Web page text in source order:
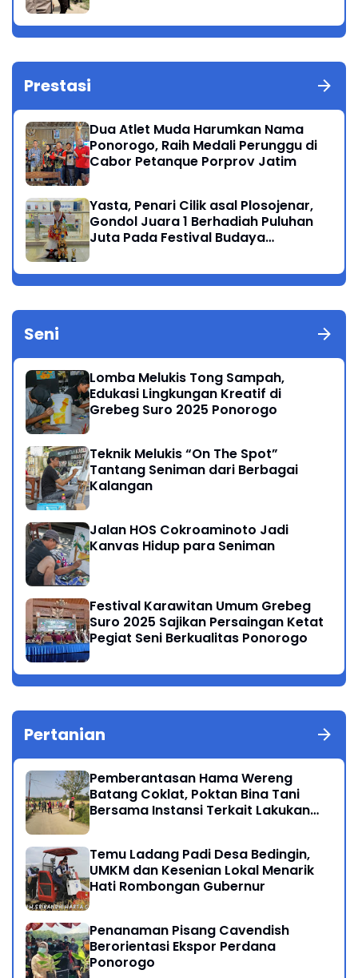
Prestasi
Dua Atlet Muda Harumkan Nama
Ponorogo, Raih Medali Perunggu di
Cabor Petanque Porprov Jatim
Yasta, Penari Cilik asal Plosojenar,
Gondol Juara 1 Berhadiah Puluhan
Juta Pada Festival Budaya
Seni
Lomba Melukis Tong Sampah,
Edukasi Lingkungan Kreatif di
Grebeg Suro 2025 Ponorogo
Teknik Melukis “On The Spot”
Tantang Seniman dari Berbagai
Kalangan
Jalan HOS Cokroaminoto Jadi
Kanvas Hidup para Seniman
Festival Karawitan Umum Grebeg
Suro 2025 Sajikan Persaingan Ketat
Pegiat Seni Berkualitas Ponorogo
Pertanian
Pemberantasan Hama Wereng
Batang Coklat, Poktan Bina Tani
Bersama Instansi Terkait Lakukan
Temu Ladang Padi Desa Bedingin,
UMKM dan Kesenian Lokal Menarik
Hati Rombongan Gubernur
Penanaman Pisang Cavendish
Berorientasi Ekspor Perdana
Ponorogo